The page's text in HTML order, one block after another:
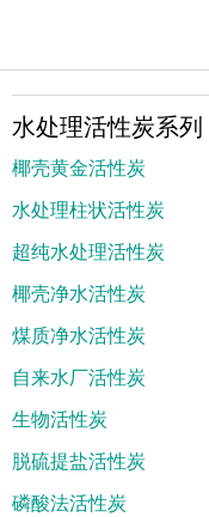
水处理活性炭系列
椰壳黄金活性炭
水处理柱状活性炭
超纯水处理活性炭
椰壳净水活性炭
煤质净水活性炭
自来水厂活性炭
生物活性炭
脱硫提盐活性炭
磷酸法活性炭